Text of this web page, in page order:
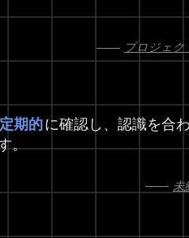
プロジェ
定期的に確認し、認識を合
。
未